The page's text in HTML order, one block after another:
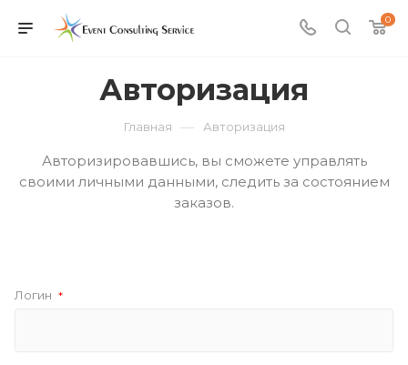
0
Авторизация
Главная — Авторизация
Авторизировавшись, вы сможете управлять
своими личными данными, следить за состоянием
заказов.
Логин *